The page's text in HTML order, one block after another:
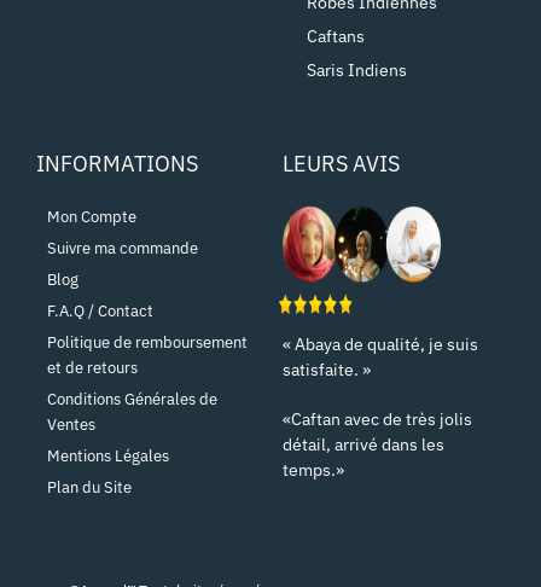
Caftans
Saris Indiens
INFORMATIONS
Mon Compte
Suivre ma commande
Blog
F.A.Q / Contact
Politique de remboursement
et de retours
Conditions Générales de
Ventes
Mentions Légales
Plan du Site
LEURS AVIS
« Abaya de qualité, je suis
satisfaite. »
«Caftan avec de très jolis
détail, arrivé dans les
temps.»